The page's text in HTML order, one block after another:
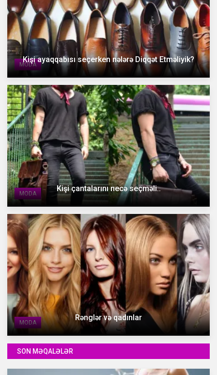
MODA
Kişi ayaqqabısı seçerken nələrə Diqqət Etməliyik?
MODA
Kişi çantalarını necə seçməli..
MODA
Rənglər və qadınlar
SON MƏQALƏLƏR